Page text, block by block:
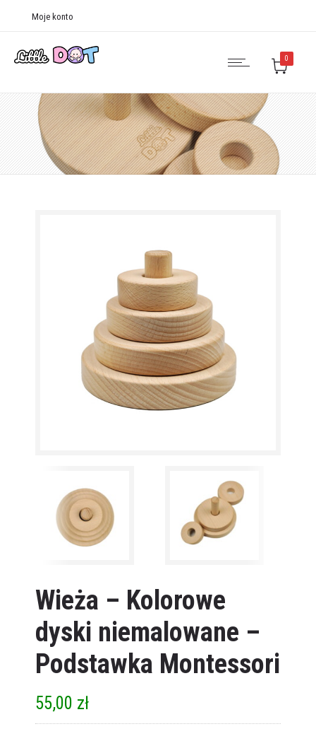
Moje konto
0
Wieża – Kolorowe
dyski niemalowane –
Podstawka Montessori
55,00 zł